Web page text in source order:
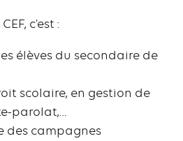
c’est :
élèves du secondaire de
scolaire, en gestion de
parolat,…
des campagnes